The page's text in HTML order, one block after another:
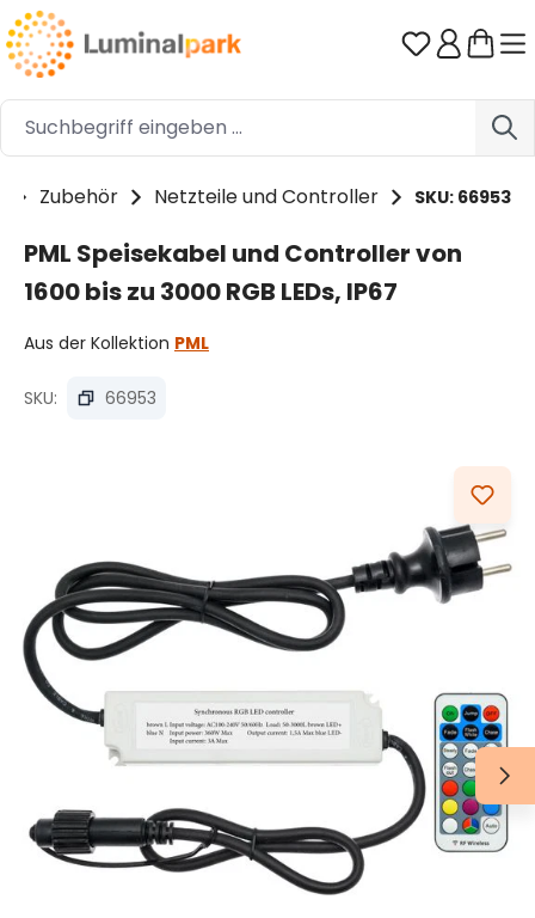
Zum Hauptinhalt springen Du hast 0
Zubehör Netzteile und Controller SKU: 66953
PML Speisekabel und Controller von
1600 bis zu 3000 RGB LEDs, IP67
Aus der Kollektion PML
SKU: 66953